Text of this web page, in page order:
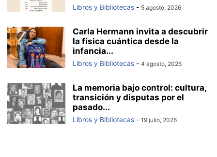
Libros y Bibliotecas - 5 agosto, 2026
Carla Hermann invita a descubrir
la física cuántica desde la
infancia...
Libros y Bibliotecas - 4 agosto, 2026
La memoria bajo control: cultura,
transición y disputas por el
pasado...
Libros y Bibliotecas - 19 julio, 2026